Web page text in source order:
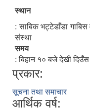
स्थान
: साबिक भट्टेडाँडा गाबिस
संस्था
समय
: बिहान १० बजे देखी
प्रकार:
सूचना तथा समाचार
आर्थिक वर्ष: